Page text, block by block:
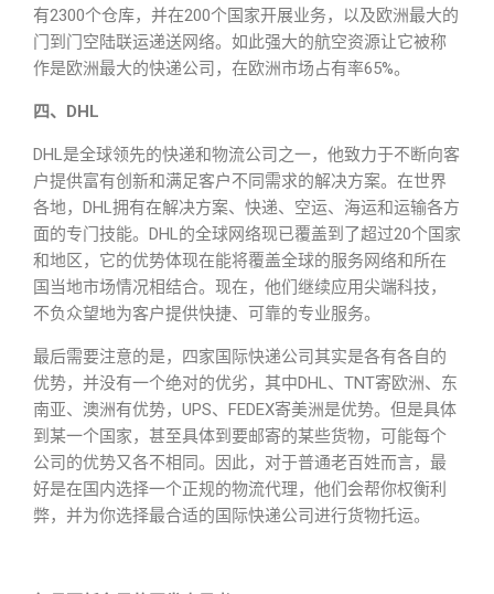
有2300个仓库，并在200个国家开展业务，以及欧洲最大的
门到门空陆联运递送网络。如此强大的航空资源让它被称
作是欧洲最大的快递公司，在欧洲市场占有率65%。
四、DHL
DHL是全球领先的快递和物流公司之一，他致力于不断向客
户提供富有创新和满足客户不同需求的解决方案。在世界
各地，DHL拥有在解决方案、快递、空运、海运和运输各方
面的专门技能。DHL的全球网络现已覆盖到了超过20个国家
和地区，它的优势体现在能将覆盖全球的服务网络和所在
国当地市场情况相结合。现在，他们继续应用尖端科技，
不负众望地为客户提供快捷、可靠的专业服务。
最后需要注意的是，四家国际快递公司其实是各有各自的
优势，并没有一个绝对的优劣，其中DHL、TNT寄欧洲、东
南亚、澳洲有优势，UPS、FEDEX寄美洲是优势。但是具体
到某一个国家，甚至具体到要邮寄的某些货物，可能每个
公司的优势又各不相同。因此，对于普通老百姓而言，最
好是在国内选择一个正规的物流代理，他们会帮你权衡利
弊，并为你选择最合适的国际快递公司进行货物托运。